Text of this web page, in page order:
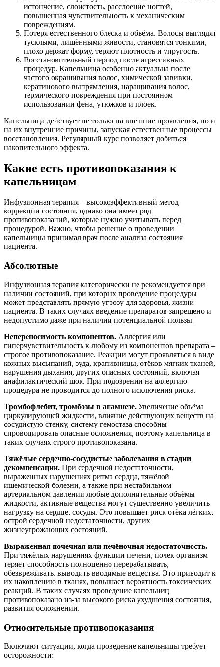
истончение, слоистость, расслоение ногтей,
повышенная чувствительность к механическим
повреждениям.
Потеря естественного блеска и объёма. Волосы выглядят
тусклыми, лишёнными живости, становятся тонкими,
плохо держат форму, теряют плотность и упругость.
Восстановительный период после агрессивных
процедур. Капельница особенно актуальна после
частого окрашивания волос, химической завивки,
кератинового выпрямления, наращивания волос,
термического повреждения при постоянном
использовании фена, утюжков и плоек.
Капельница действует не только на внешние проявления, но и
на их внутренние причины, запуская естественные процессы
восстановления. Регулярный курс позволяет добиться
накопительного эффекта.
Какие есть противопоказания к
капельницам
Инфузионная терапия – высокоэффективный метод
коррекции состояния, однако она имеет ряд
противопоказаний, которые нужно учитывать перед
процедурой. Важно, чтобы решение о проведении
капельницы принимал врач после анализа состояния
пациента.
Абсолютные
Инфузионная терапия категорически не рекомендуется при
наличии состояний, при которых проведение процедуры
может представлять прямую угрозу для здоровья, жизни
пациента. В таких случаях введение препаратов запрещено и
недопустимо даже при наличии потенциальной пользы.
Непереносимость компонентов. Аллергия или
гиперчувствительность к любому из компонентов препарата –
строгое противопоказание. Реакции могут проявляться в виде
кожных высыпаний, зуда, крапивницы, отёков мягких тканей,
нарушения дыхания, других опасных состояний, включая
анафилактический шок. При подозрении на аллергию
процедура не проводится до полного исключения риска.
Тромбофлебит, тромбозы в анамнезе. Увеличение объёма
циркулирующей жидкости, влияние действующих веществ на
сосудистую стенку, систему гемостаза способны
спровоцировать опасные осложнения, поэтому капельница в
таких случаях строго противопоказана.
Тяжёлые сердечно-сосудистые заболевания в стадии
декомпенсации. При сердечной недостаточности,
выраженных нарушениях ритма сердца, тяжёлой
ишемической болезни, а также при нестабильном
артериальном давлении любые дополнительные объёмы
жидкости, активные вещества могут существенно увеличить
нагрузку на сердце, сосуды. Это повышает риск отёка лёгких,
острой сердечной недостаточности, других
жизнеугрожающих состояний.
Выраженная почечная или печёночная недостаточность.
При тяжёлых нарушениях функции печени, почек организм
теряет способность полноценно перерабатывать,
обезвреживать, выводить вводимые вещества. Это приводит к
их накоплению в тканях, повышает вероятность токсических
реакций. В таких случаях проведение капельниц
противопоказано из-за высокого риска ухудшения состояния,
развития осложнений.
Относительные противопоказания
Включают ситуации, когда проведение капельницы требует
осторожности: